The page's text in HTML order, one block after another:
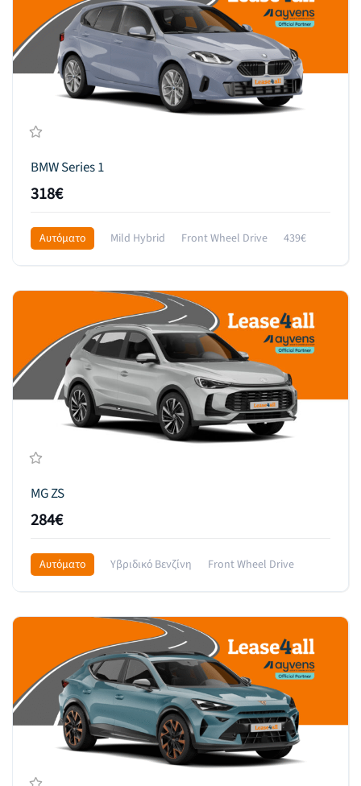
BMW Series 1
318€
Αυτόματο Mild Hybrid Front Wheel Drive 439€
MG ZS
284€
Αυτόματο Υβριδικό Βενζίνη
Front Wheel Drive